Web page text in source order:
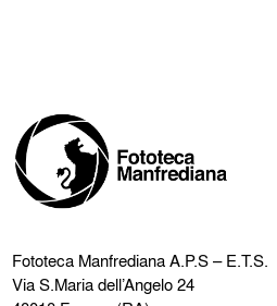
Fototeca ManfredianaA.P.S – E.T.S.
Via S.Maria dell’Angelo 24